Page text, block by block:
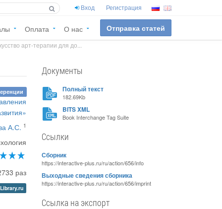
Вход Регистрация
Оплата О нас Отправка статей
арт-терапии для до...
А.С. 1
раз
Документы
Полный текст
182.69Kb
BITS XML
Book Interchange Tag Suite
Ссылки
Сборник
https://interactive-plus.ru/ru/action/656/info
Выходные сведения сборника
https://interactive-plus.ru/ru/action/656/imprint
Ссылка на экспорт